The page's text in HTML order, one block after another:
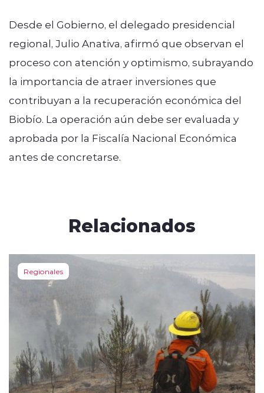
Desde el Gobierno, el delegado presidencial
regional, Julio Anativa, afirmó que observan el
proceso con atención y optimismo, subrayando
la importancia de atraer inversiones que
contribuyan a la recuperación económica del
Biobío. La operación aún debe ser evaluada y
aprobada por la Fiscalía Nacional Económica
antes de concretarse.
Relacionados
Regionales